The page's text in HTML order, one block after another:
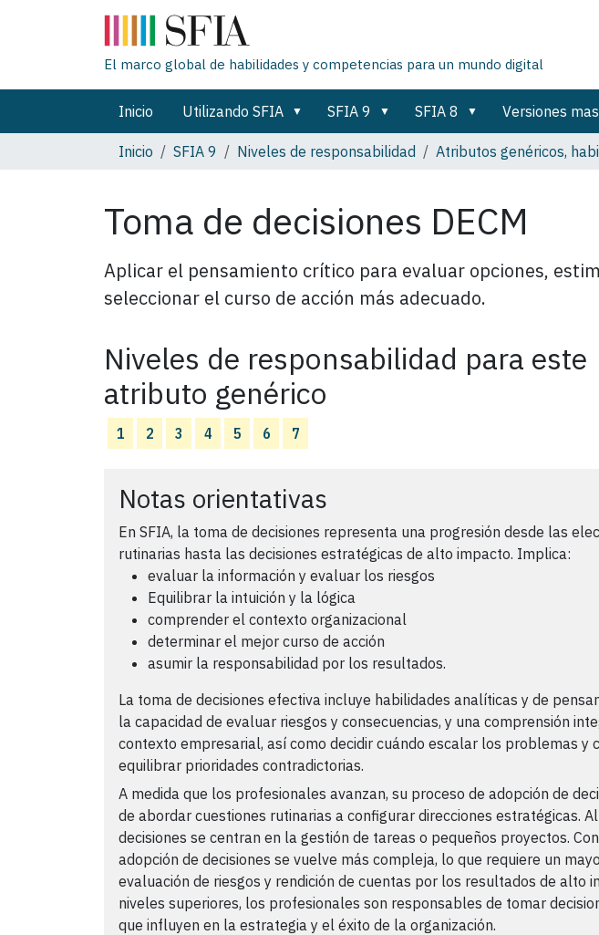
El marco global de habilidades y competencias para un mundo digital
Inicio Utilizando SFIA SFIA 9 SFIA 8 Versiones
Inicio
SFIA 9 Niveles de responsabilidad Atributos genéricos,
Toma de decisiones DECM
Aplicar el pensamiento crítico para evaluar opciones,
seleccionar el curso de acción más adecuado.
Niveles de responsabilidad para este
atributo genérico
1 2 3 4 5 6 7
Notas orientativas
En SFIA, la toma de decisiones representa una progresión desde las
rutinarias hasta las decisiones estratégicas de alto impacto. Implica:
evaluar la información y evaluar los riesgos
Equilibrar la intuición y la lógica
comprender el contexto organizacional
determinar el mejor curso de acción
asumir la responsabilidad por los resultados.
La toma de decisiones efectiva incluye habilidades analíticas y de
la capacidad de evaluar riesgos y consecuencias, y una comprensión
contexto empresarial, así como decidir cuándo escalar los problemas y
equilibrar prioridades contradictorias.
A medida que los profesionales avanzan, su proceso de adopción de
de abordar cuestiones rutinarias a configurar direcciones estratégicas.
decisiones se centran en la gestión de tareas o pequeños proyectos.
adopción de decisiones se vuelve más compleja, lo que requiere un
evaluación de riesgos y rendición de cuentas por los resultados de alto
niveles superiores, los profesionales son responsables de tomar
que influyen en la estrategia y el éxito de la organización.